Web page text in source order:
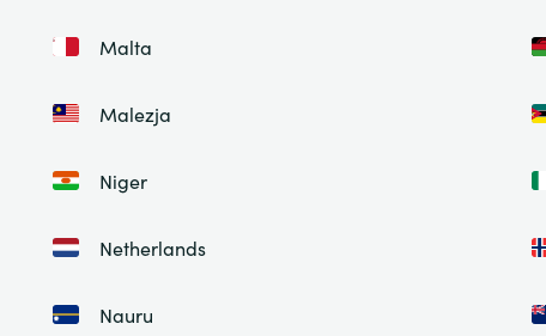
Malta
Malezja
Niger
Netherlands
Nauru